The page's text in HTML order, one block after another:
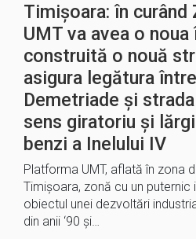
Timișoara: în curând
UMT va avea o
construită o nouă
asigura legătura
Demetriade și
sens giratoriu și
benzi a Inelului IV
Platforma UMT, aflată în zona
Timișoara, zonă cu un
obiectul unei dezvoltări
din anii ‘90 și…